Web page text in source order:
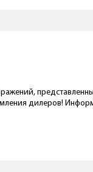
дилеров!